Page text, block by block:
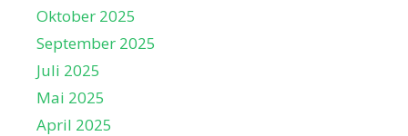
Oktober 2025
September 2025
Juli 2025
Mai 2025
April 2025